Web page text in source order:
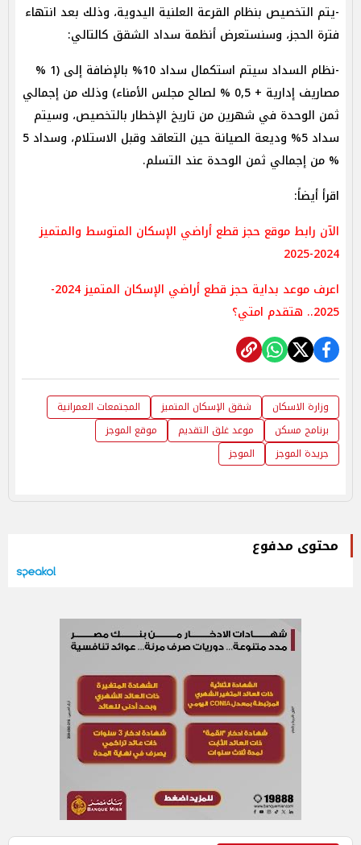
-يتم التخصيص بنظام القرعة العلنية اليدوية، وذلك بعد انتهاء
فترة الحجز، وسنستعرض أنظمة سداد الشقق كالتالي:
-نظام السداد سيتم استكمال سداد 10% بالإضافة إلى (1 %
مصاريف إدارية + 0,5 % لصالح مجلس الأمناء) وذلك من إجمالي
ثمن الوحدة في شهرين من تاريخ الإخطار بالتخصيص، وسيتم
سداد 5% وديعة الصيانة حين التعاقد وقبل الاستلام، وسداد 5
% من إجمالي ثمن الوحدة عند التسلم.
اقرأ أيضاً:
الآن رابط موقع حجز قطع أراضي الإسكان المتوسط والمتميز
2024-2025
اعرف موعد بداية حجز قطع أراضي الإسكان المتميز 2024-
2025.. هتقدم امتي؟
وزارة الاسكان شقق الإسكان المتميز
المجتمعات العمرانية
برنامج مسكن
موعد غلق التقديم
موقع الموجز
جريدة الموجز
الموجز
محتوى مدفوع